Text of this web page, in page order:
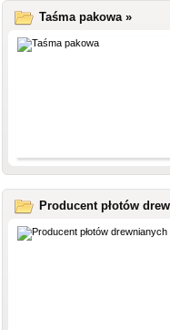
Taśma pakowa »
Producent płotów